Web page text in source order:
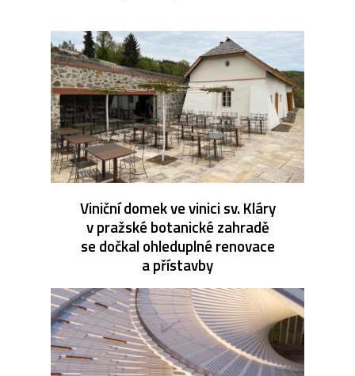
Viniční domek ve vinici sv. Kláry
v pražské botanické zahradě
se dočkal ohleduplné renovace
a přístavby